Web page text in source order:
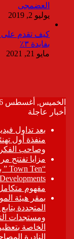
العضمجى
يوليو 2, 2019
كيف تقدم على
بفايدة ٣٪
مايو 21, 2021